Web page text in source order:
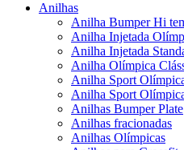
Anilhas
Anilha Bumper Hi
Anilha Injetada
Anilha Injetada
Anilha Olímpica
Anilha Sport
Anilha Sport
Anilhas Bumper Plate
Anilhas fracionadas
Anilhas Olímpicas